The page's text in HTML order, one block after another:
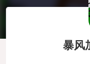
暴风